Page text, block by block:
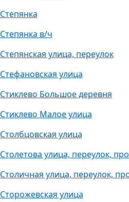
Степянка
Степянка в/ч
Степянская улица, переулок
Стефановская улица
Стиклево Большое деревня
Стиклево Малое улица
Столбцовская улица
Столетова улица, переулок,
Столичная улица, переулок,
Сторожевская улица